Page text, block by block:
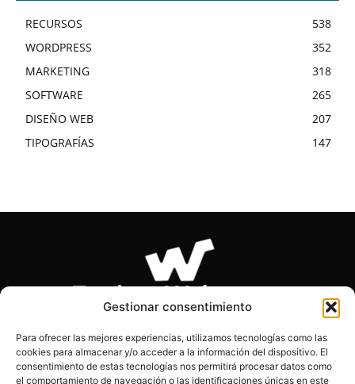
Gestionar consentimiento
Para ofrecer las mejores experiencias, utilizamos tecnologías como las
cookies para almacenar y/o acceder a la información del dispositivo. El
consentimiento de estas tecnologías nos permitirá procesar datos como
el comportamiento de navegación o las identificaciones únicas en este
RECURSOS
538
WORDPRESS
352
MARKETING
318
SOFTWARE
265
DISEÑO WEB
207
TIPOGRAFÍAS
147
SOBRE NOSOTROS